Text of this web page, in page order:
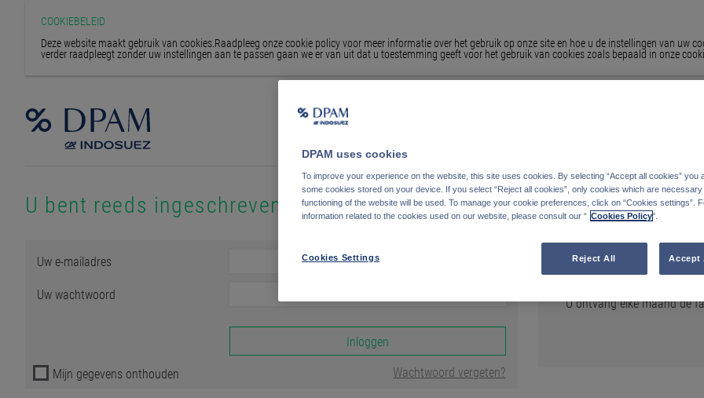
COOKIEBELEID
Deze website maakt gebruik van cookies.Raadpleeg onze cookie policy voor meer informatie over het gebruik op onze site en hoe u de instellingen van uw
verder raadpleegt zonder uw instellingen aan te passen gaan we er van uit dat u toestemming geeft voor het gebruik van cookies zoals bepaald in onze
U bent reeds ingeschreven
Uw e-mailadres
Uw wachtwoord
Inloggen
Mijn gegevens onthouden
Wachtwoord vergeten?
Inschrijven
SCHRIJF U IN OP
U heeft snel en
U ontvang elke maand de
DPAM uses cookies
To improve your experience on the website, this site uses cookies. By selecting “Accept all cookies” you
some cookies stored on your device. If you select “Reject all cookies”, only cookies which are
functioning of the website will be used. To manage your cookie preferences, click on “Cookies settings”.
information related to the cookies used on our website, please consult our “ Cookies Policy".
Reject All Accept
Cookies Settings